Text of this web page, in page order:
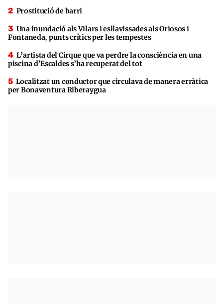
Prostitució de barri
Una inundació als Vilars i esllavissades als Oriosos i
Fontaneda, punts crítics per les tempestes
L’artista del Cirque que va perdre la consciència en una
piscina d’Escaldes s’ha recuperat del tot
Localitzat un conductor que circulava de manera erràtica
per Bonaventura Riberaygua